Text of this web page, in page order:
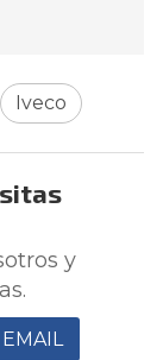
Iveco
y